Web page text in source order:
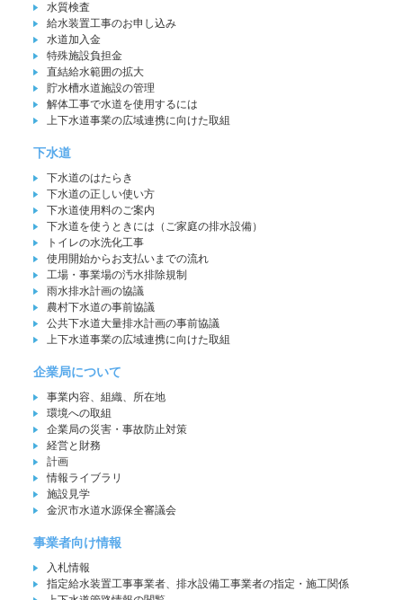
水質検査
給水装置工事のお申し込み
水道加入金
特殊施設負担金
直結給水範囲の拡大
貯水槽水道施設の管理
解体工事で水道を使用するには
上下水道事業の広域連携に向けた取組
下水道
下水道のはたらき
下水道の正しい使い方
下水道使用料のご案内
下水道を使うときには（ご家庭の排水設備）
トイレの水洗化工事
使用開始からお支払いまでの流れ
工場・事業場の汚水排除規制
雨水排水計画の協議
農村下水道の事前協議
公共下水道大量排水計画の事前協議
上下水道事業の広域連携に向けた取組
企業局について
事業内容、組織、所在地
環境への取組
企業局の災害・事故防止対策
経営と財務
計画
情報ライブラリ
施設見学
金沢市水道水源保全審議会
事業者向け情報
入札情報
指定給水装置工事事業者、排水設備工事業者の指定・施工関係